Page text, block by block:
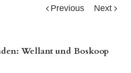
Previous Next
Wellant und Boskoop